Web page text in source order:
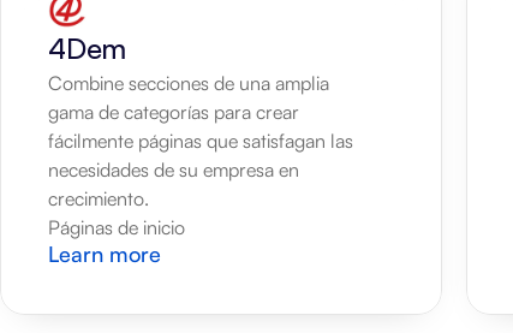
4Dem
Combine secciones de una amplia
gama de categorías para crear
fácilmente páginas que satisfagan las
necesidades de su empresa en
crecimiento.
Páginas de inicio
Learn more